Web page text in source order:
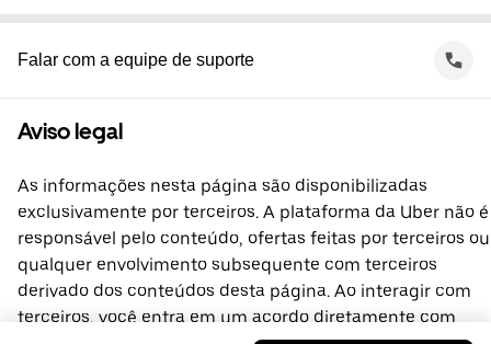
Falar com a equipe de suporte
Aviso legal
As informações nesta página são disponibilizadas
exclusivamente por terceiros. A plataforma da Uber não é
responsável pelo conteúdo, ofertas feitas por terceiros ou
qualquer envolvimento subsequente com terceiros
derivado dos conteúdos desta página. Ao interagir com
terceiros, você entra em um acordo diretamente com